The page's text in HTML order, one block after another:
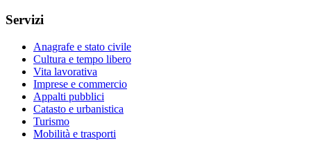
Servizi
Anagrafe e stato civile
Cultura e tempo libero
Vita lavorativa
Imprese e commercio
Appalti pubblici
Catasto e urbanistica
Turismo
Mobilità e trasporti